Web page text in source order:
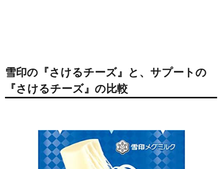
雪印の『さけるチーズ』と、サプートの
『さけるチーズ』の比較